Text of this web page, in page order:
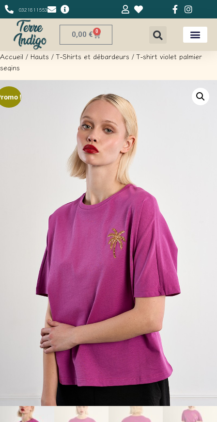
0321811553
0,00 € 0
Accueil / Hauts /T-Shirts et débardeurs / T-shirt violet palmier
seqins
!